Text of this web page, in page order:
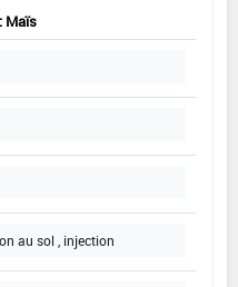
Maïs
au sol , injection